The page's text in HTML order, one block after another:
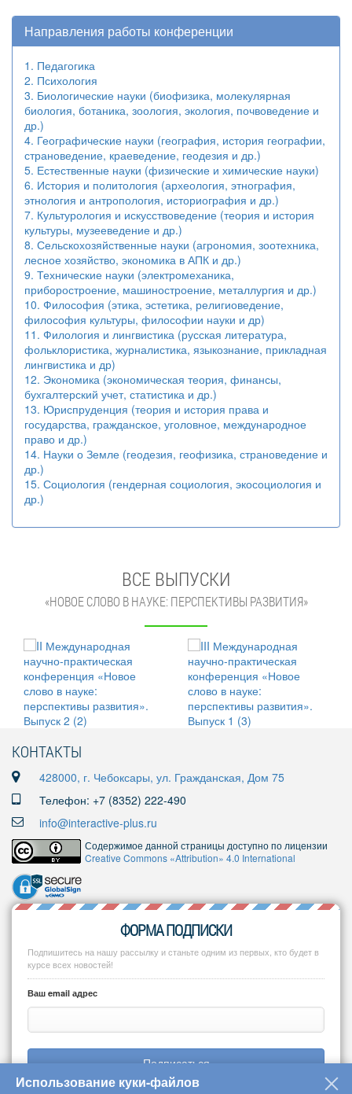
Направления работы конференции
1. Педагогика
2. Психология
3. Биологические науки (биофизика, молекулярная
биология, ботаника, зоология, экология, почвоведение и
др.)
4. Географические науки (география, история географии,
страноведение, краеведение, геодезия и др.)
5. Естественные науки (физические и химические науки)
6. История и политология (археология, этнография,
этнология и антропология, историография и др.)
7. Культурология и искусствоведение (теория и история
культуры, музееведение и др.)
8. Сельскохозяйственные науки (агрономия, зоотехника,
лесное хозяйство, экономика в АПК и др.)
9. Технические науки (электромеханика,
приборостроение, машиностроение, металлургия и др.)
10. Философия (этика, эстетика, религиоведение,
философия культуры, философии науки и др)
11. Филология и лингвистика (русская литература,
фольклористика, журналистика, языкознание, прикладная
лингвистика и др)
12. Экономика (экономическая теория, финансы,
бухгалтерский учет, статистика и др.)
13. Юриспруденция (теория и история права и
государства, гражданское, уголовное, международное
право и др.)
14. Науки о Земле (геодезия, геофизика, страноведение и
др.)
15. Социология (гендерная социология, экосоциология и
др.)
ВСЕ ВЫПУСКИ
«НОВОЕ СЛОВО В НАУКЕ: ПЕРСПЕКТИВЫ РАЗВИТИЯ»
КОНТАКТЫ
428000, г. Чебоксары, ул. Гражданская, Дом 75
Телефон: +7 (8352) 222-490
info@interactive-plus.ru
Содержимое данной страницы доступно по лицензии
Creative Commons «Attribution» 4.0 International
ФОРМА ПОДПИСКИ
Подпишитесь на нашу рассылку и станьте одним из первых, кто будет в
курсе всех новостей!
Ваш email адрес
Подписаться
Использование куки-файлов